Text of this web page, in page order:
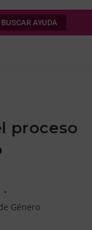
BUSCAR AYUDA
proceso
Género